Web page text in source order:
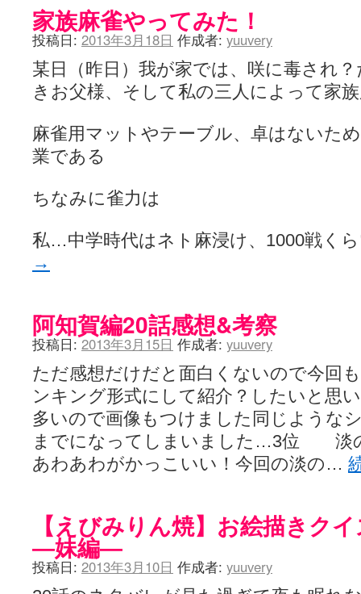
家族麻雀やってみた！
投稿日: 2013年3月18日 作成者: yuuvery
某日（昨日）我が家では、咲に毒され
きお父様、そして私の三人によって家
麻雀用マットやテーブル、卓はないた
業である
ちなみに雀力は
私…中学時代はネト麻浸け、1000戦く
→
阿知賀編20話感想&考察
投稿日: 2013年3月15日 作成者: yuuvery
ただ感想だけだと面白くないので今回
ンキング形式にして紹介？したいと思
多いので画像もつけました同じような
までになってしまいました…3位 淡
あわあわがかっこいい！今回の淡の…
【えびみりん焼】お絵描きク
―妹編―
投稿日: 2013年3月10日 作成者: yuuvery